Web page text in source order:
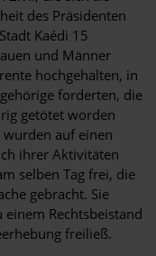
des Präsidenten
Kaédi 15
und Männer
hochgehalten, in
forderten, die
getötet worden
auf einen
ihrer Aktivitäten
selben Tag frei, die
gebracht. Sie
einem Rechtsbeistand
freiließ.